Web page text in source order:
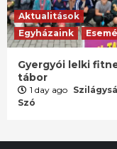
Aktualitások
Egyházaink
Gyergyói lelki
tábor
1 day ago
Szó